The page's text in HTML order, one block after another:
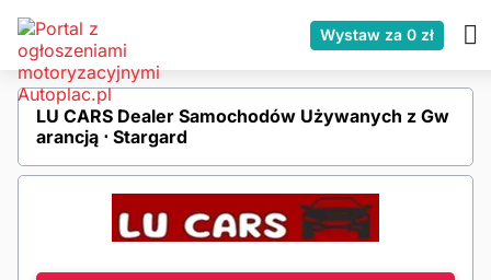
Wystaw za 0 zł
LU CARS Dealer Samochodów Używanych z Gw
arancją ⋅ Stargard